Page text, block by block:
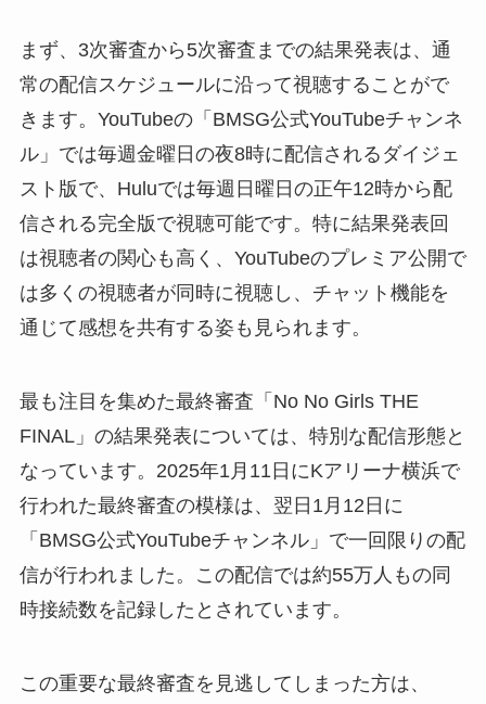
まず、3次審査から5次審査までの結果発表は、通
常の配信スケジュールに沿って視聴することがで
きます。YouTubeの「BMSG公式YouTubeチャンネ
ル」では毎週金曜日の夜8時に配信されるダイジェ
スト版で、Huluでは毎週日曜日の正午12時から配
信される完全版で視聴可能です。特に結果発表回
は視聴者の関心も高く、YouTubeのプレミア公開で
は多くの視聴者が同時に視聴し、チャット機能を
通じて感想を共有する姿も見られます。
最も注目を集めた最終審査「No No Girls THE
FINAL」の結果発表については、特別な配信形態と
なっています。2025年1月11日にKアリーナ横浜で
行われた最終審査の模様は、翌日1月12日に
「BMSG公式YouTubeチャンネル」で一回限りの配
信が行われました。この配信では約55万人もの同
時接続数を記録したとされています。
この重要な最終審査を見逃してしまった方は、